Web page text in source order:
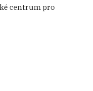
centrum pro